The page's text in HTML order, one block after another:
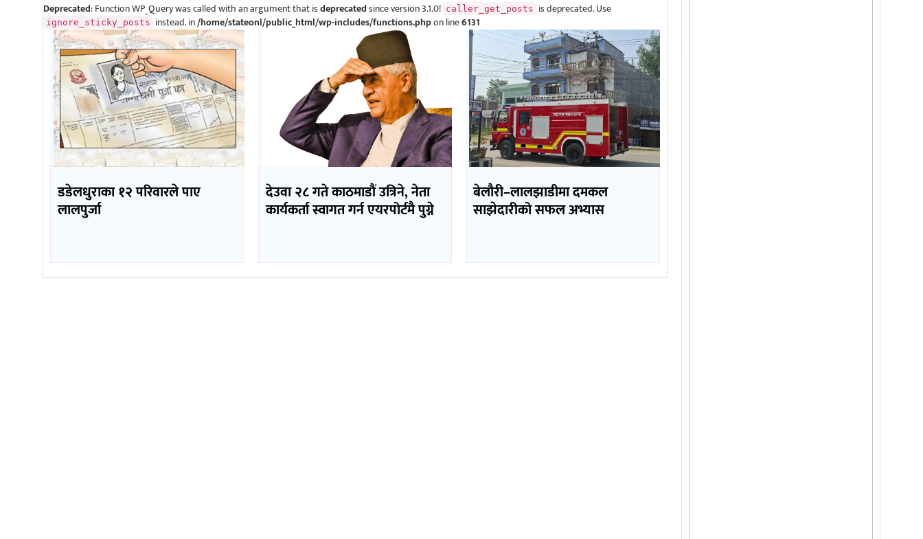
Deprecated: Function WP_Query was called with an argument that isdeprecatedsince version 3.1.0! caller_get_posts is deprecated. Use
ignore_sticky_posts instead. in/home/stateonl/public_html/wp-includes/functions.phpon line6131
डडेलधुराका १२ परिवारले पाए
लालपुर्जा
देउवा २८ गते काठमाडौं उत्रिने, नेता
कार्यकर्ता स्वागत गर्न एयरपोर्टमै पुग्ने
बेलौरी–लालझाडीमा दमकल
साझेदारीको सफल अभ्यास